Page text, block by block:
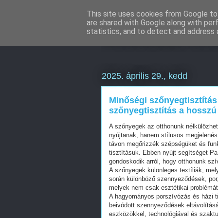
Weboldal
2025. április 29., kedd
Minőségi
szőnyegtisztítás a
A szőnyegek az otthonunk
nyújtanak, hanem stílusos
távon megőrizzék szépségüket és
tisztításuk. Ebben nyújt segítséget
gondoskodik arról, hogy otthonunk
A szőnyegek különleges textíliák,
során különböző szennyeződések,
melyek nem csak esztétikai
A hagyományos porszívózás és házi
beivódott szennyeződések
eszközökkel, technológiával és
This site uses cookies from Google
are shared with Google along with
statistics, and to detect and address